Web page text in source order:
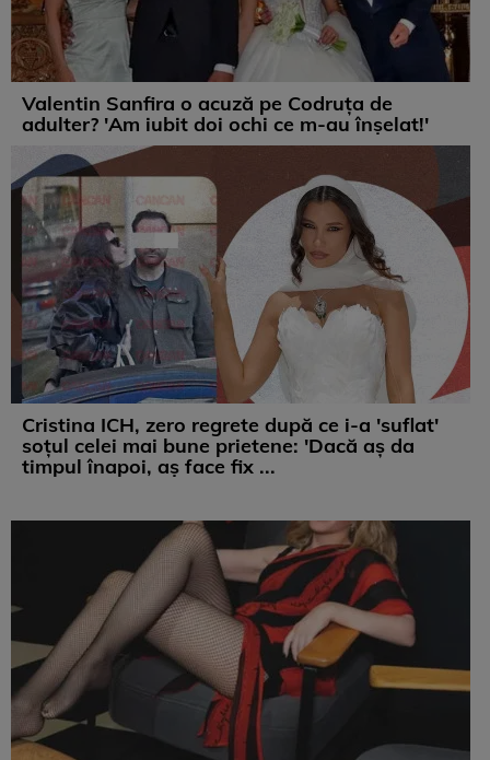
Valentin Sanfira o acuză pe Codruța de
adulter? 'Am iubit doi ochi ce m-au înșelat!'
Cristina ICH, zero regrete după ce i-a 'suflat'
soțul celei mai bune prietene: 'Dacă aș da
timpul înapoi, aș face fix ...